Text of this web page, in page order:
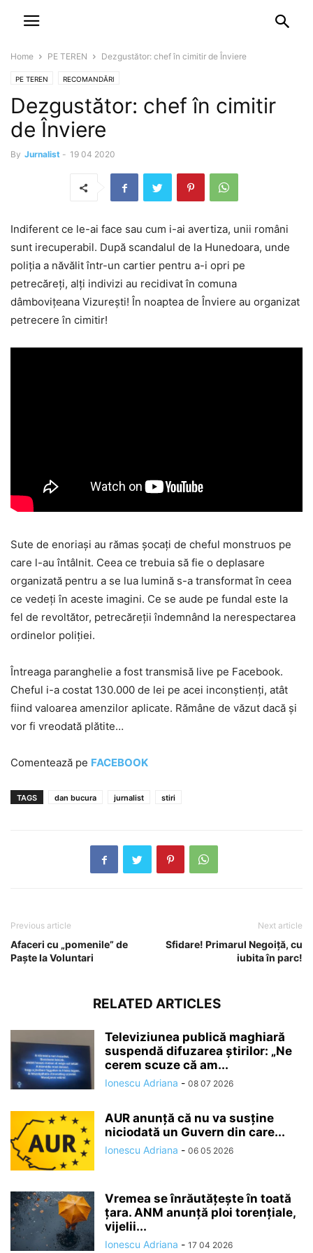
Home PE TEREN Dezgustător: chef în cimitir de Înviere
PE TEREN RECOMANDĂRI
Dezgustător: chef în cimitir
de Înviere
By Jurnalist - 19 04 2020
Indiferent ce le-ai face sau cum i-ai avertiza, unii români
sunt irecuperabil. După scandalul de la Hunedoara, unde
poliția a năvălit într-un cartier pentru a-i opri pe
petrecăreți, alți indivizi au recidivat în comuna
dâmbovițeana Vizurești! În noaptea de Înviere au organizat
petrecere în cimitir!
Sute de enoriași au rămas șocați de cheful monstruos pe
care l-au întâlnit. Ceea ce trebuia să fie o deplasare
organizată pentru a se lua lumină s-a transformat în ceea
ce vedeți în aceste imagini. Ce se aude pe fundal este la
fel de revoltător, petrecăreții îndemnând la nerespectarea
ordinelor poliției.
Întreaga paranghelie a fost transmisă live pe Facebook.
Cheful i-a costat 130.000 de lei pe acei inconștienți, atât
fiind valoarea amenzilor aplicate. Rămâne de văzut dacă și
vor fi vreodată plătite…
Comentează pe FACEBOOK
TAGS dan bucura jurnalist stiri
Previous article
Afaceri cu „pomenile” de
Paște la Voluntari
Next article
Sfidare! Primarul Negoiță, cu
iubita în parc!
RELATED ARTICLES
Televiziunea publică maghiară
suspendă difuzarea ştirilor: „Ne
cerem scuze că am...
Ionescu Adriana - 08 07 2026
AUR anunță că nu va susține
niciodată un Guvern din care...
Ionescu Adriana - 06 05 2026
Vremea se înrăutăţeşte în toată
ţara. ANM anunță ploi torențiale,
vijelii...
Ionescu Adriana - 17 04 2026